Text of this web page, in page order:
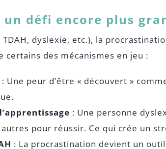
défi encore plus
TDAH, dyslexie, etc.), la
des mécanismes en jeu :
: Une peur d’être « découvert »
: Une personne
pour réussir. Ce qui crée un
: La procrastination devient un